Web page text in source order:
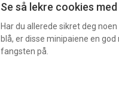
Se så lekre cookies
Har du allerede sikret deg
blå, er disse minipaiene en
fangsten på.